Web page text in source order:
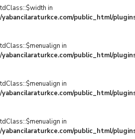
in
yabancilaraturkce.com/public_html/
in
yabancilaraturkce.com/public_html/
in
yabancilaraturkce.com/public_html/
in
yabancilaraturkce.com/public_html/